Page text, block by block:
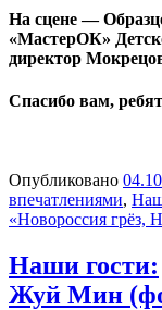
На сцене —
«МастерОК»
директор
Спасибо вам,
Опубликовано
впечатлениями,
«Новороссия грёз,
Наши гости:
Жуй Мин